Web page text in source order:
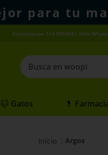
para tu
Contáctanos: 314 5929641 (Solo
Busca en woopi
1
agility gold
nexgard
🐱 Gatos 💊
Argos